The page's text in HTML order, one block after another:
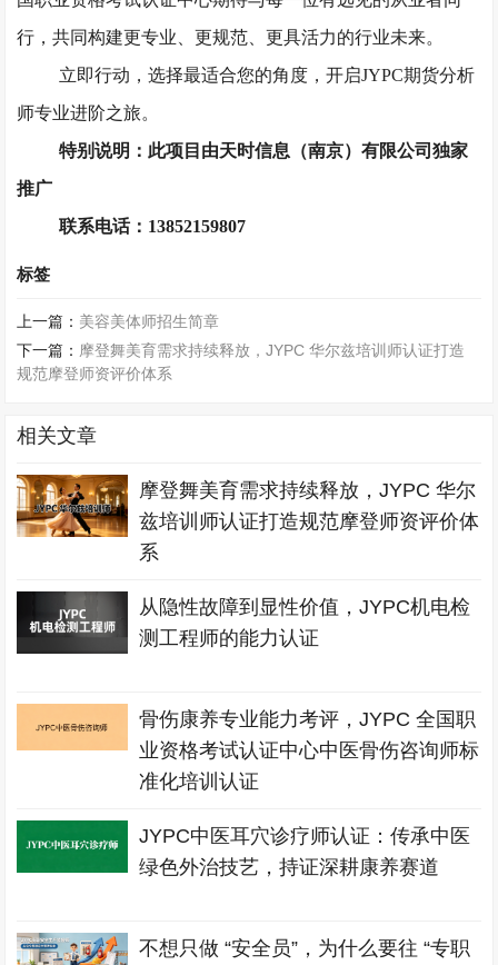
行，共同构建更专业、更规范、更具活力的行业未来。
立即行动，选择最适合您的角度，开启JYPC期货分析
师专业进阶之旅。
特别说明：此项目由天时信息（南京）有限公司独家
推广
联系电话：13852159807
标签
上一篇： 美容美体师招生简章
下一篇： 摩登舞美育需求持续释放，JYPC 华尔兹培训师认证打造
规范摩登师资评价体系
相关文章
摩登舞美育需求持续释放，JYPC 华尔
兹培训师认证打造规范摩登师资评价体
系
从隐性故障到显性价值，JYPC机电检
测工程师的能力认证
骨伤康养专业能力考评，JYPC 全国职
业资格考试认证中心中医骨伤咨询师标
准化培训认证
JYPC中医耳穴诊疗师认证：传承中医
绿色外治技艺，持证深耕康养赛道
不想只做 “安全员”，为什么要往 “专职